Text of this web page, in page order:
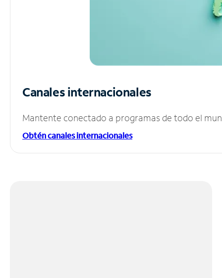
Canales internacionales
Mantente conectado a programas de todo el
Obtén canales internacionales